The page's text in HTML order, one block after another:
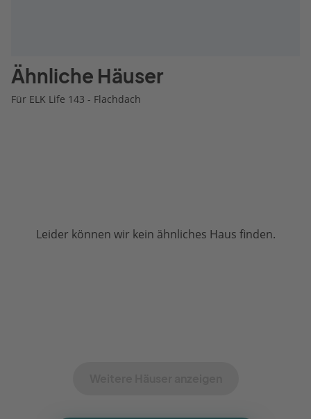
Ähnliche Häuser
Für ELK Life 143 - Flachdach
Leider können wir kein ähnliches Haus finden.